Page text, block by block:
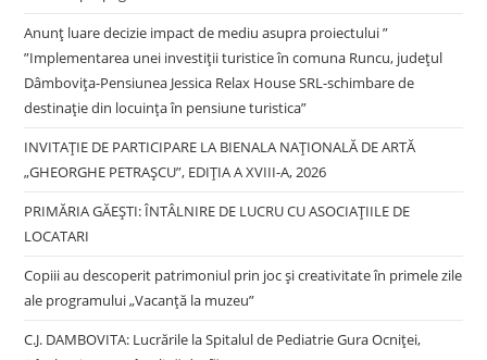
Anunț luare decizie impact de mediu asupra proiectului ”
”Implementarea unei investiții turistice în comuna Runcu, județul
Dâmbovița-Pensiunea Jessica Relax House SRL-schimbare de
destinație din locuința în pensiune turistica”
INVITAȚIE DE PARTICIPARE LA BIENALA NAȚIONALĂ DE ARTĂ
„GHEORGHE PETRAȘCU”, EDIŢIA A XVIII-A, 2026
PRIMĂRIA GĂEȘTI: ÎNTÂLNIRE DE LUCRU CU ASOCIAȚIILE DE
LOCATARI
Copiii au descoperit patrimoniul prin joc și creativitate în primele zile
ale programului „Vacanță la muzeu”
C.J. DAMBOVITA: Lucrările la Spitalul de Pediatrie Gura Ocniței,